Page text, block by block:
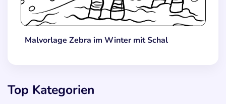
Malvorlage Zebra im Winter mit Schal
Top Kategorien